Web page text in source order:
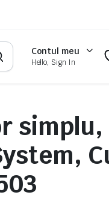
Contul meu
Hello, Sign In
simplu,